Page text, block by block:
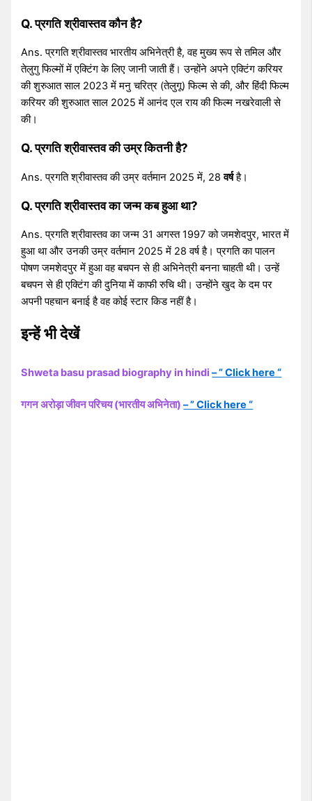
Q. प्रगति श्रीवास्तव कौन है?
Ans. प्रगति श्रीवास्तव भारतीय अभिनेत्री है, वह मुख्य रूप से तमिल और
तेलुगु फिल्मों में एक्टिंग के लिए जानी जाती हैं। उन्होंने अपने एक्टिंग करियर
की शुरुआत साल 2023 में मनु चरित्र (तेलुगू) फिल्म से की, और हिंदी फिल्म
करियर की शुरुआत साल 2025 में आनंद एल राय की फिल्म नखरेवाली से
की।
Q. प्रगति श्रीवास्तव की उम्र कितनी है?
Ans. प्रगति श्रीवास्तव की उम्र वर्तमान 2025 में, 28वर्षहै।
Q. प्रगति श्रीवास्तव का जन्म कब हुआ था?
Ans. प्रगति श्रीवास्तव का जन्म 31 अगस्त 1997 को जमशेदपुर, भारत में
हुआ था और उनकी उम्र वर्तमान 2025 में 28 वर्ष है। प्रगति का पालन
पोषण जमशेदपुर में हुआ वह बचपन से ही अभिनेत्री बनना चाहती थी। उन्हें
बचपन से ही एक्टिंग की दुनिया में काफी रुचि थी। उन्होंने खुद के दम पर
अपनी पहचान बनाई है वह कोई स्टार किड नहीं है।
इन्हें भी देखें
Shweta basu prasad biography in hindi– ” Click here “
गगन अरोड़ा जीवन परिचय (भारतीय अभिनेता)– ” Click here “